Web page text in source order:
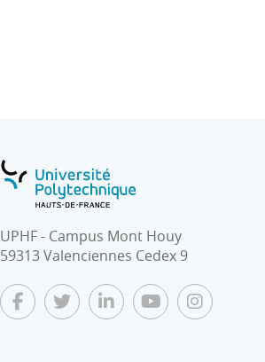
UPHF - Campus Mont Houy
59313 Valenciennes Cedex 9